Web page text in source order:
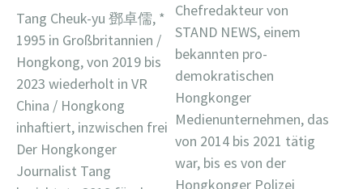
Tang Cheuk-yu 鄧卓儒, *
1995 in Großbritannien /
Hongkong, von 2019 bis
2023 wiederholt in VR
China / Hongkong
inhaftiert, inzwischen frei
Der Hongkonger
Journalist Tang
Chefredakteur von
STAND NEWS, einem
bekannten pro-
demokratischen
Hongkonger
Medienunternehmen, das
von 2014 bis 2021 tätig
war, bis es von der
Hongkonger Polizei